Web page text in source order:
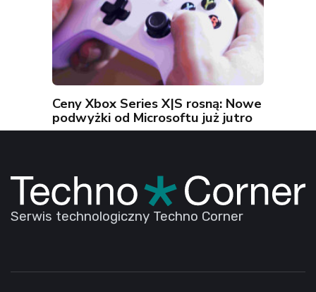
Ceny Xbox Series X|S rosną: Nowe
podwyżki od Microsoftu już jutro
Serwis technologiczny Techno Corner